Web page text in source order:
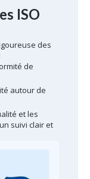
ISO
des
de
autour de
et les
suivi clair et